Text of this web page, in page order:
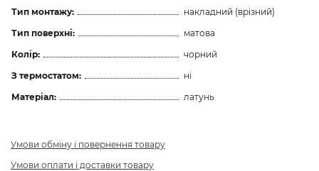
Тип монтажу:
накладний (врізний)
Тип поверхні:
матова
Колір:
чорний
З термостатом:
ні
Матеріал:
латунь
Умови обміну і повернення товару
Умови оплати і доставки товару